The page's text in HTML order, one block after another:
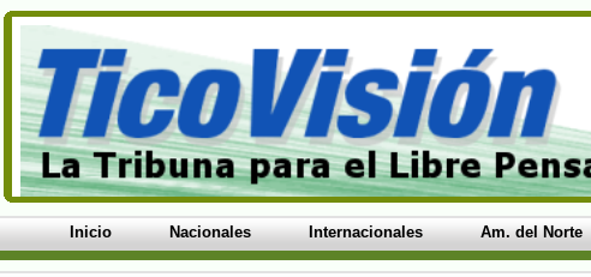
Inicio Nacionales Internacionales Am. del Norte